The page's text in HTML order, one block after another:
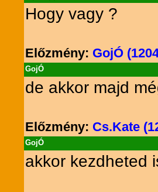
Hogy vagy ?
Előzmény: GojÓ
GojÓ
de akkor majd
Előzmény: Cs.Kate
GojÓ
akkor kezdheted